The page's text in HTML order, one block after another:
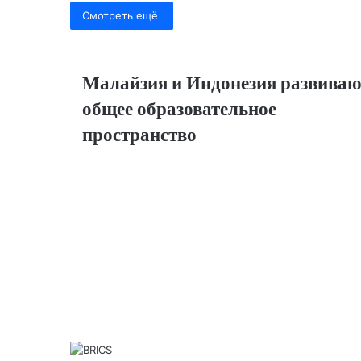
ni
Смотреть ещё
Малайзия и Индонезия
общее образовательное
пространство